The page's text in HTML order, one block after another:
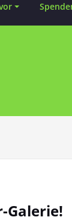
Galerie!